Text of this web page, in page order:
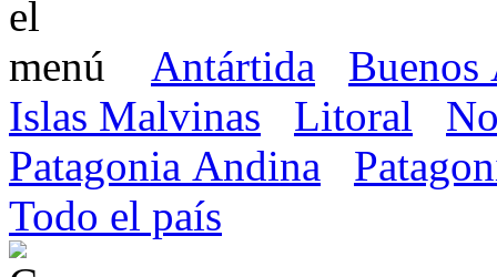
Antártida
Buenos
Islas Malvinas
Litoral
Patagonia Andina
Todo el país